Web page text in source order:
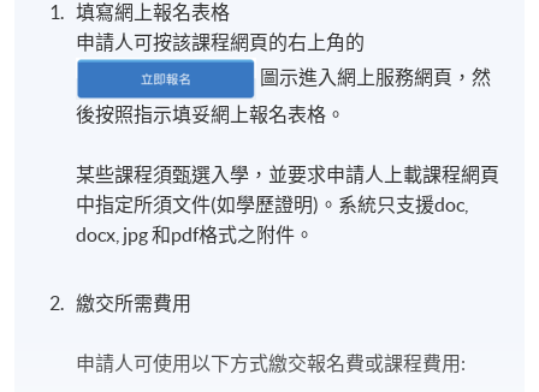
填寫網上報名表格
申請人可按該課程網頁的右上角的
圖示進入網上服務網頁，然
後按照指示填妥網上報名表格。
某些課程須甄選入學，並要求申請人上載課程網頁
中指定所須文件(如學歷證明)。系統只支援doc,
docx, jpg 和pdf格式之附件。
繳交所需費用
申請人可使用以下方式繳交報名費或課程費用: